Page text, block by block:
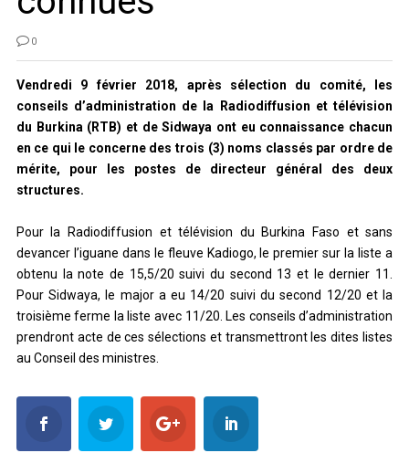
0
Vendredi 9 février 2018, après sélection du comité, les
conseils d’administration de la Radiodiffusion et télévision
du Burkina (RTB) et de Sidwaya ont eu connaissance chacun
en ce qui le concerne des trois (3) noms classés par ordre de
mérite, pour les postes de directeur général des deux
structures.
Pour la Radiodiffusion et télévision du Burkina Faso et sans
devancer l’iguane dans le fleuve Kadiogo, le premier sur la liste a
obtenu la note de 15,5/20 suivi du second 13 et le dernier 11.
Pour Sidwaya, le major a eu 14/20 suivi du second 12/20 et la
troisième ferme la liste avec 11/20. Les conseils d’administration
prendront acte de ces sélections et transmettront les dites listes
au Conseil des ministres.